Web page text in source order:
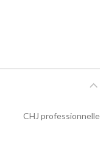
CHJ professionnelle